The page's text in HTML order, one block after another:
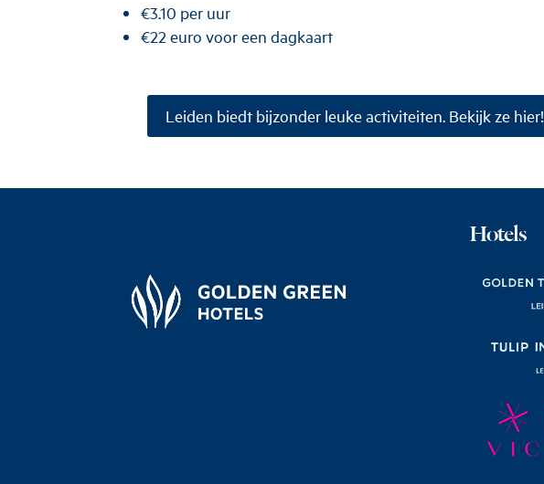
€3.10 per uur
€22 euro voor een dagkaart
Leiden biedt bijzonder leuke activiteiten. Bekijk ze hier!
Hotels